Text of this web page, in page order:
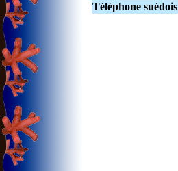
Téléphone suédois